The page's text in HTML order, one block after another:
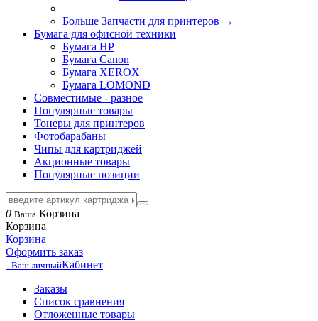
Больше Запчасти для принтеров →
Бумага для офисной техники
Бумага HP
Бумага Canon
Бумага XEROX
Бумага LOMOND
Совместимые - разное
Популярные товары
Тонеры для принтеров
Фотобарабаны
Чипы для картриджей
Акционные товары
Популярные позиции
0 Ваша Корзина
Корзина
Корзина
Оформить заказ
Ваш личныйКабинет
Заказы
Список сравнения
Отложенные товары